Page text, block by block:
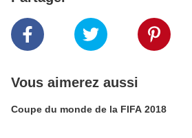
Vous aimerez aussi
Coupe du monde de la FIFA 2018